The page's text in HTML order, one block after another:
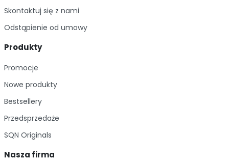
Skontaktuj się z nami
Odstąpienie od umowy
Produkty
Promocje
Nowe produkty
Bestsellery
Przedsprzedaże
SQN Originals
Nasza firma